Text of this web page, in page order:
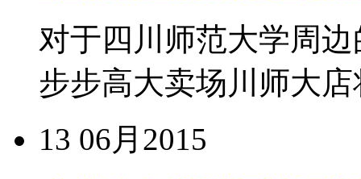
对于四川师范大学周
步步高大卖场川师大
13 06月2015